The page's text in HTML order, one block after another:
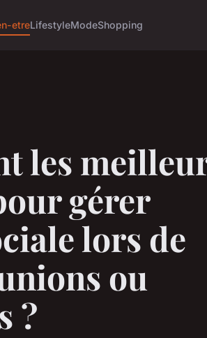
etreLifestyleModeShopping
les
gérer
lors de
ou
?